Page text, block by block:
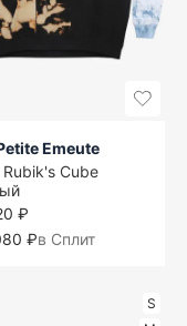
Emeute
Cube
₽
₽в Сплит
S